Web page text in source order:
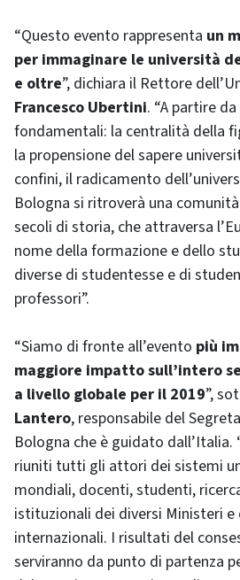
“Questo evento rappresenta un
per immaginare le università
e oltre”, dichiara il Rettore
Francesco Ubertini. “A partire
fondamentali: la centralità della
la propensione del sapere
confini, il radicamento
Bologna si ritroverà una
secoli di storia, che attraversa
nome della formazione e dello
diverse di studentesse e di
professori”.
“Siamo di fronte all’evento più
maggiore impatto sull’intero
a livello globale per il 2019”,
Lantero, responsabile del
Bologna che è guidato dall’Italia.
riuniti tutti gli attori dei sistemi
mondiali, docenti, studenti,
istituzionali dei diversi Ministeri e
internazionali. I risultati del
serviranno da punto di partenza